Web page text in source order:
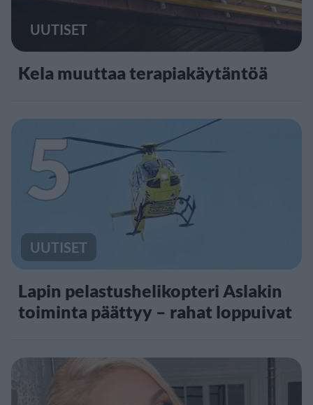
UUTISET
Kela muuttaa terapiakäytäntöä
5
UUTISET
Lapin pelastushelikopteri Aslakin
toiminta päättyy – rahat loppuivat